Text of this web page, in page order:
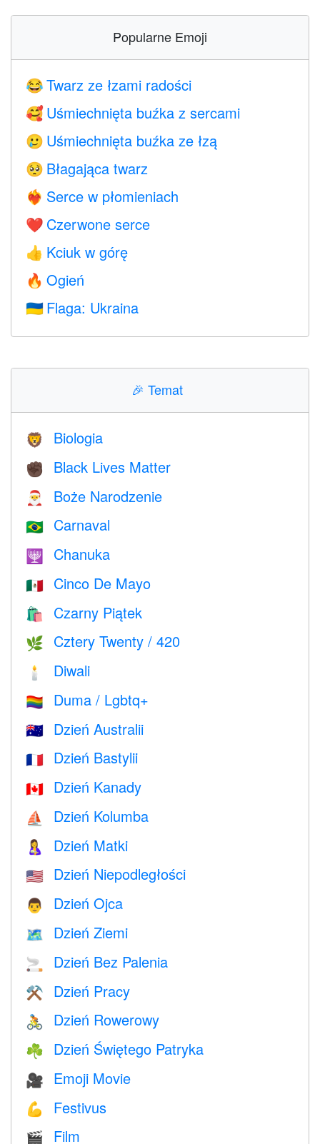
Popularne Emoji
😂 Twarz ze łzami radości
🥰 Uśmiechnięta buźka z sercami
🥲 Uśmiechnięta buźka ze łzą
🥺 Błagająca twarz
❤️‍🔥 Serce w płomieniach
❤️ Czerwone serce
👍 Kciuk w górę
🔥 Ogień
🇺🇦 Flaga: Ukraina
🎉 Temat
🦁 Biologia
✊🏿 Black Lives Matter
🎅 Boże Narodzenie
🇧🇷 Carnaval
🕎 Chanuka
🇲🇽 Cinco De Mayo
🛍 Czarny Piątek
🌿 Cztery Twenty / 420
🕯 Diwali
🏳️‍🌈 Duma / Lgbtq+
🇦🇺 Dzień Australii
🇫🇷 Dzień Bastylii
🇨🇦 Dzień Kanady
⛵️ Dzień Kolumba
🤱 Dzień Matki
🇺🇸 Dzień Niepodległości
👨 Dzień Ojca
🗺️ Dzień Ziemi
🚬 Dzień Bez Palenia
⚒️ Dzień Pracy
🚴 Dzień Rowerowy
☘️ Dzień Świętego Patryka
🎥 Emoji Movie
💪 Festivus
🎬 Film